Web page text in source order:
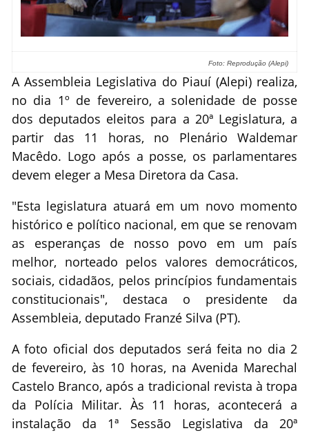
Foto: Reprodução (Alepi)
A Assembleia Legislativa do Piauí (Alepi) realiza,
no dia 1º de fevereiro, a solenidade de posse
dos deputados eleitos para a 20ª Legislatura, a
partir das 11 horas, no Plenário Waldemar
Macêdo. Logo após a posse, os parlamentares
devem eleger a Mesa Diretora da Casa.
"Esta legislatura atuará em um novo momento
histórico e político nacional, em que se renovam
as esperanças de nosso povo em um país
melhor, norteado pelos valores democráticos,
sociais, cidadãos, pelos princípios fundamentais
constitucionais", destaca o presidente da
Assembleia, deputado Franzé Silva (PT).
A foto oficial dos deputados será feita no dia 2
de fevereiro, às 10 horas, na Avenida Marechal
Castelo Branco, após a tradicional revista à tropa
da Polícia Militar. Às 11 horas, acontecerá a
instalação da 1ª Sessão Legislativa da 20ª